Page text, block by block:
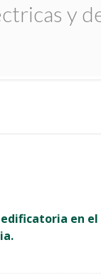
y
en el